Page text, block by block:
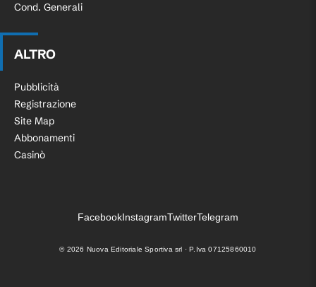
Cond. Generali
ALTRO
Pubblicità
Registrazione
Site Map
Abbonamenti
Casinò
FacebookInstagramTwitterTelegram
© 2026 Nuova Editoriale Sportiva srl · P.Iva 07125860010